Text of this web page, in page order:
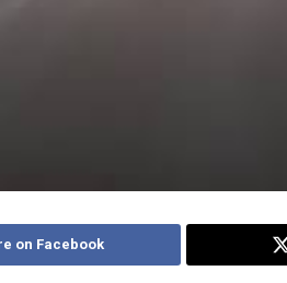
on Facebook